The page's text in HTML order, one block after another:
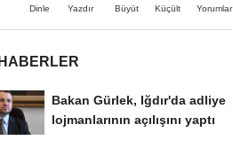
Dinle Yazdır Büyüt Küçült Yorumlar
Bakan Gürlek, Iğdır'da adliye
lojmanlarının açılışını yaptı